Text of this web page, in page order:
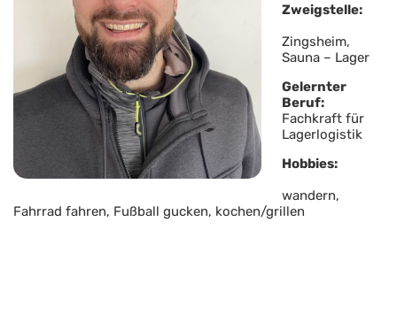
Zweigstelle:
Zingsheim,
Sauna – Lager
Gelernter
Beruf:
Fachkraft für
Lagerlogistik
Hobbies:
wandern,
Fahrrad fahren, Fußball gucken, kochen/grillen